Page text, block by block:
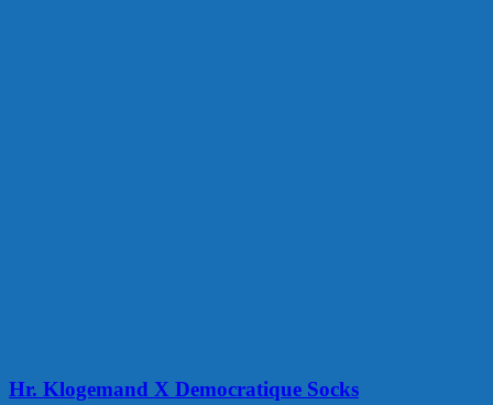
Hr. Klogemand X Democratique Socks